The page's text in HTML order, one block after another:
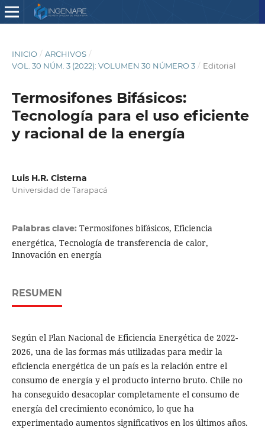
INICIO / ARCHIVOS /
VOL. 30 NÚM. 3 (2022): VOLUMEN 30 NÚMERO 3 / Editorial
Termosifones Bifásicos:
Tecnología para el uso eficiente
y racional de la energía
Luis H.R. Cisterna
Universidad de Tarapacá
Palabras clave: Termosifones bifásicos, Eficiencia
energética, Tecnología de transferencia de calor,
Innovación en energía
RESUMEN
Según el Plan Nacional de Eficiencia Energética de 2022-
2026, una de las formas más utilizadas para medir la
eficiencia energética de un país es la relación entre el
consumo de energía y el producto interno bruto. Chile no
ha conseguido desacoplar completamente el consumo de
energía del crecimiento económico, lo que ha
experimentado aumentos significativos en los últimos años.